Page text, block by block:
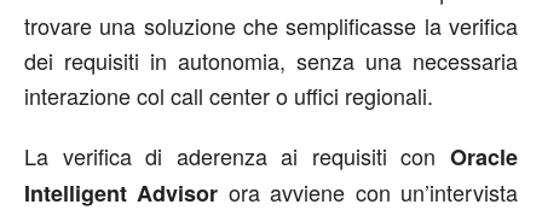
trovare una soluzione che semplificasse la verifica
dei requisiti in autonomia, senza una necessaria
interazione col call center o uffici regionali.
La verifica di aderenza ai requisiti con Oracle
Intelligent Advisor ora avviene con un’intervista